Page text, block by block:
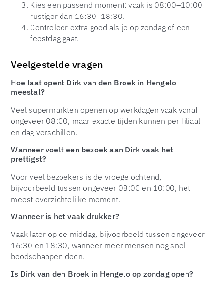
Kies een passend moment: vaak is 08:00–10:00
rustiger dan 16:30–18:30.
Controleer extra goed als je op zondag of een
feestdag gaat.
Veelgestelde vragen
Hoe laat opent Dirk van den Broek in Hengelo
meestal?
Veel supermarkten openen op werkdagen vaak vanaf
ongeveer 08:00, maar exacte tijden kunnen per filiaal
en dag verschillen.
Wanneer voelt een bezoek aan Dirk vaak het
prettigst?
Voor veel bezoekers is de vroege ochtend,
bijvoorbeeld tussen ongeveer 08:00 en 10:00, het
meest overzichtelijke moment.
Wanneer is het vaak drukker?
Vaak later op de middag, bijvoorbeeld tussen ongeveer
16:30 en 18:30, wanneer meer mensen nog snel
boodschappen doen.
Is Dirk van den Broek in Hengelo op zondag open?